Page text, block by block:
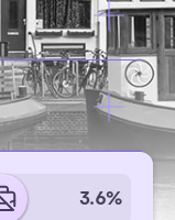
3.6%